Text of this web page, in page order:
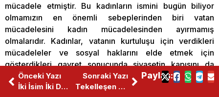
mücadele etmiştir. Bu kadınların ismini bugün biliyor
olmamızın en önemli sebeplerinden biri vatan
mücadelesini kadın mücadelesinden ayırmamış
olmalarıdır. Kadınlar, vatanın kurtuluşu için verdikleri
mücadeleler ve sosyal haklarını elde etmek için
gösterdikleri gayret sonucunda siyasetin kapısını da
zorlamıştır.
Önceki Yazı
İki İsim İki Düzen
Sonraki Yazı
Tekelleşen Eleştiri
Paylaş: